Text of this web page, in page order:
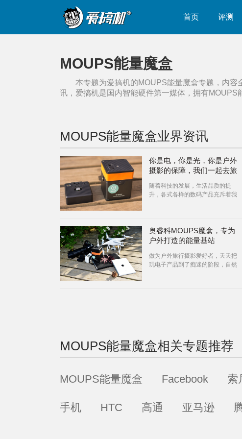
首页 评测
MOUPS能量魔盒
本专题为爱搞机的MOUPS能量魔盒专题，内容
讯，爱搞机是国内智能硬件第一媒体，拥有MOUPS
MOUPS能量魔盒业界资讯
你是电，你是光，你是户外
摄影的保障，我们一起去旅
随着科技的发展，生活品质的提
升，各式各样的数码产品充斥着我
奥睿科MOUPS魔盒，专为
户外打造的能量基站
做为户外旅行摄影爱好者，天天把
玩电子产品到了痴迷的阶段，自然
MOUPS能量魔盒相关专题推荐
MOUPS能量魔盒 Facebook 索
手机 HTC 高通 亚马逊